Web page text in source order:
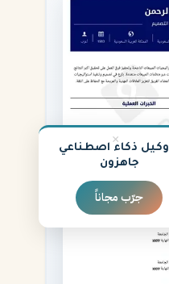
×
11 وكيل ذكاء اصطناعي
جاهزون
جرّب مجاناً